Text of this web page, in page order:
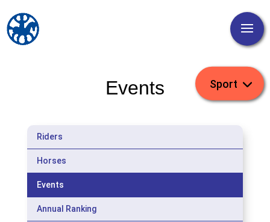
Events
Riders
Horses
Events
Annual Ranking